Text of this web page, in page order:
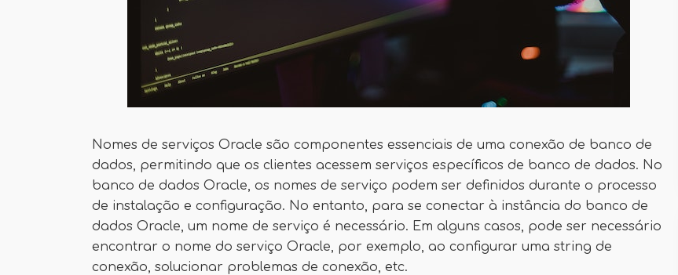
Nomes de serviços Oracle são componentes essenciais de uma conexão de banco de
dados, permitindo que os clientes acessem serviços específicos de banco de dados. No
banco de dados Oracle, os nomes de serviço podem ser definidos durante o processo
de instalação e configuração. No entanto, para se conectar à instância do banco de
dados Oracle, um nome de serviço é necessário. Em alguns casos, pode ser necessário
encontrar o nome do serviço Oracle, por exemplo, ao configurar uma string de
conexão, solucionar problemas de conexão, etc.